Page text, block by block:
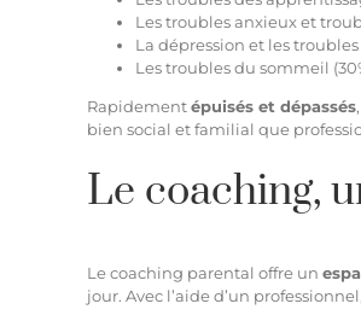
Les troubles anxieux et
La dépression et les troubles
Les troubles du sommeil
Rapidementépuisés et dépassés
bien social et familial que
Le coaching,
Le coaching parental offre un
jour. Avec l’aide d’un